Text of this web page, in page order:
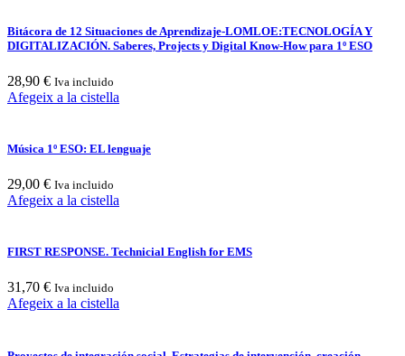
Bitácora de 12 Situaciones de Aprendizaje-LOMLOE:TECNOLOGÍA Y
DIGITALIZACIÓN. Saberes, Projects y Digital Know-How para 1º ESO
28,90 € Iva incluido
Afegeix a la cistella
Música 1º ESO: EL lenguaje
29,00 € Iva incluido
Afegeix a la cistella
FIRST RESPONSE. Technicial English for EMS
31,70 € Iva incluido
Afegeix a la cistella